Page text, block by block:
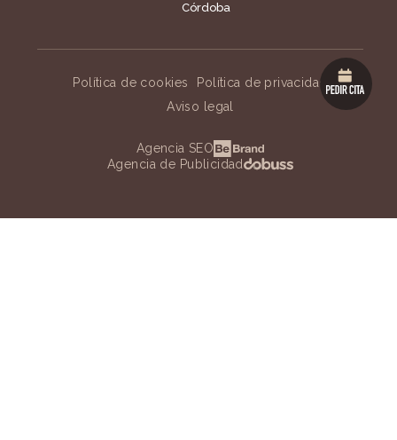
Córdoba
Política de cookies
Política de privacidad
Aviso legal
Agencia SEO
Agencia de Publicidad